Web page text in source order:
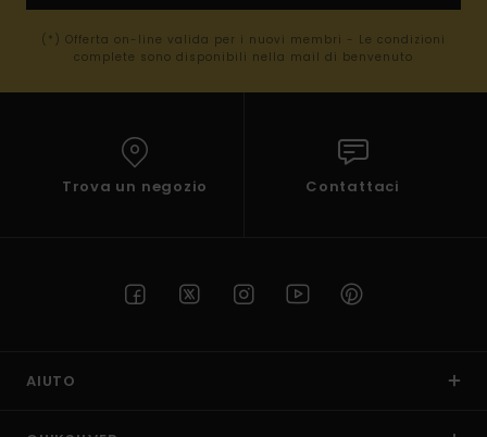
(*) Offerta on-line valida per i nuovi membri - Le condizioni
complete sono disponibili nella mail di benvenuto
Trova un negozio Contattaci
AIUTO